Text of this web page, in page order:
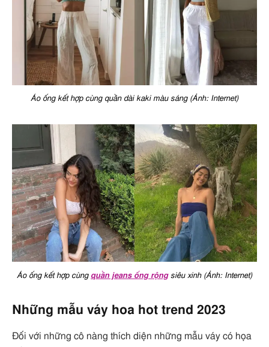
Áo ống kết hợp cùng quần dài kaki màu sáng (Ảnh: Internet)
Áo ống kết hợp cùng quần jeans ống rộngsiêu xinh (Ảnh: Internet)
Những mẫu váy hoa hot trend 2023
Đối với những cô nàng thích diện những mẫu váy có họa